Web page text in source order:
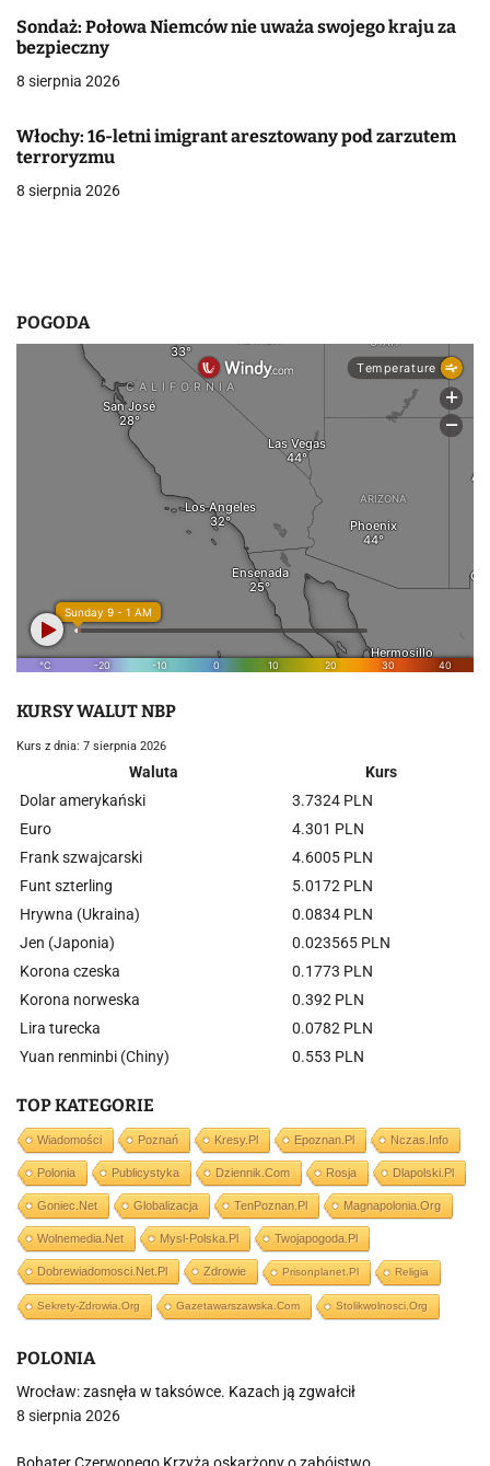
w
p
s
u
Sondaż: Połowa Niemców nie uważa swojego kraju za
bezpieczny
8 sierpnia 2026
Włochy: 16-letni imigrant aresztowany pod zarzutem
terroryzmu
8 sierpnia 2026
POGODA
KURSY WALUT NBP
Kurs z dnia: 7 sierpnia 2026
Waluta
Kurs
Dolar amerykański
3.7324 PLN
Euro
4.301 PLN
Frank szwajcarski
4.6005 PLN
Funt szterling
5.0172 PLN
Hrywna (Ukraina)
0.0834 PLN
Jen (Japonia)
0.023565 PLN
Korona czeska
0.1773 PLN
Korona norweska
0.392 PLN
Lira turecka
0.0782 PLN
Yuan renminbi (Chiny)
0.553 PLN
TOP KATEGORIE
Wiadomości Poznań Kresy.pl Epoznan.pl Nczas.info
Polonia Publicystyka Dziennik.com Rosja Dlapolski.pl
Goniec.net Globalizacja TenPoznan.pl Magnapolonia.org
Wolnemedia.net Mysl-Polska.pl Twojapogoda.pl
Dobrewiadomosci.net.pl Zdrowie Prisonplanet.pl Religia
Sekrety-Zdrowia.org Gazetawarszawska.com Stolikwolnosci.org
POLONIA
Wrocław: zasnęła w taksówce. Kazach ją zgwałcił
8 sierpnia 2026